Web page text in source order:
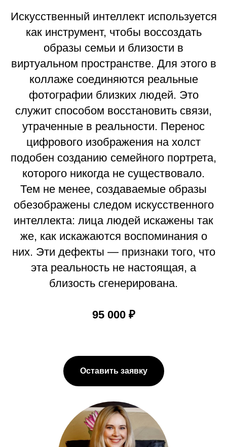
Искусственный интеллект используется
как инструмент, чтобы воссоздать
образы семьи и близости в
виртуальном пространстве. Для этого в
коллаже соединяются реальные
фотографии близких людей. Это
служит способом восстановить связи,
утраченные в реальности. Перенос
цифрового изображения на холст
подобен созданию семейного портрета,
которого никогда не существовало.
Тем не менее, создаваемые образы
обезображены следом искусственного
интеллекта: лица людей искажены так
же, как искажаются воспоминания о
них. Эти дефекты — признаки того, что
эта реальность не настоящая, а
близость сгенерирована.
95 000 ₽
Оставить заявку